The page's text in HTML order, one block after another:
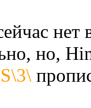
нет
но,